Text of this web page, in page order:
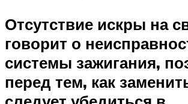
Отсутствие искры на
говорит о
системы зажигания,
перед тем, как